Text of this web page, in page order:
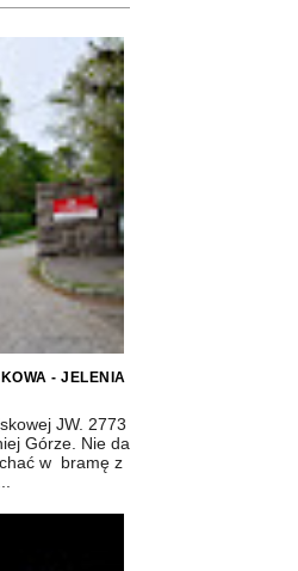
- JELENIA
JW. 2773
Górze. Nie da
w bramę z